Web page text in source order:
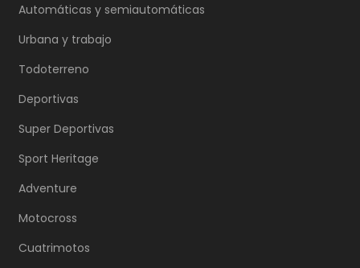
Automáticas y semiautomáticas
Urbana y trabajo
Todoterreno
Deportivas
Super Deportivas
Sport Heritage
Adventure
Motocross
Cuatrimotos